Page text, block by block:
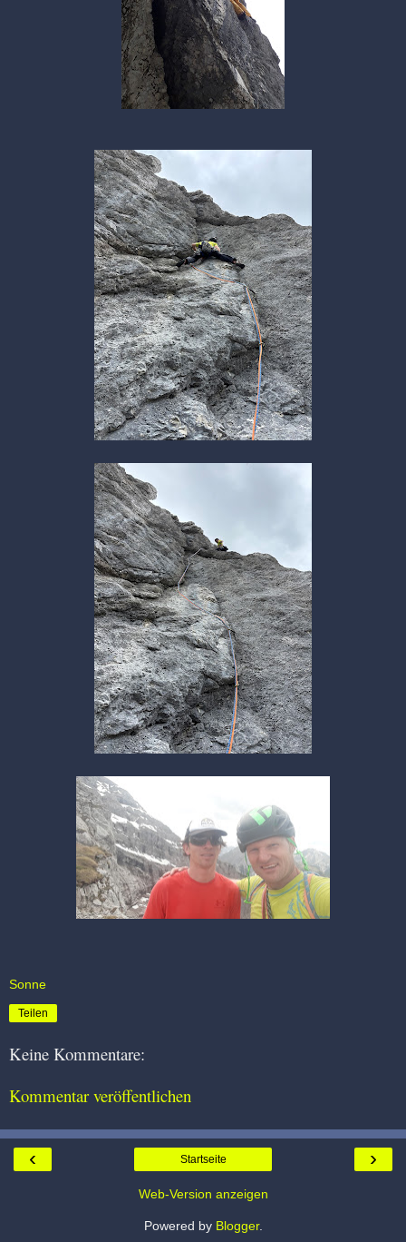
Sonne
Teilen
Keine Kommentare:
Kommentar veröffentlichen
‹ ›
Startseite
Web-Version anzeigen
Powered by Blogger.